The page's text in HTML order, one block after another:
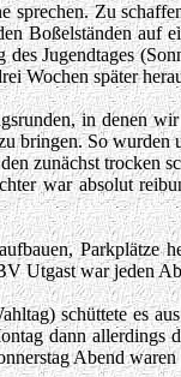
Zu
Boßelständen auf
Jugendtages
Wochen später
in denen
bringen. So wurden
zunächst trocken
war absolut
Utgast war jeden
schüttete es
dann allerdings
Abend